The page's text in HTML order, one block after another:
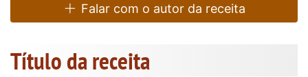
Falar com o autor da receita
Título da receita